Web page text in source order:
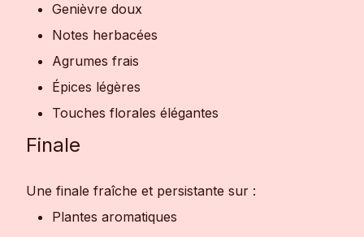
Genièvre doux
Notes herbacées
Agrumes frais
Épices légères
Touches florales élégantes
Finale
Une finale fraîche et persistante sur :
Plantes aromatiques